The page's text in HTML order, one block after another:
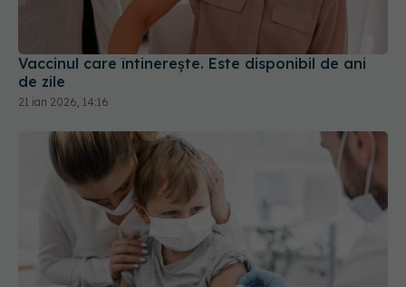
Vaccinul care întinerește. Este disponibil de ani
de zile
21 ian 2026, 14:16